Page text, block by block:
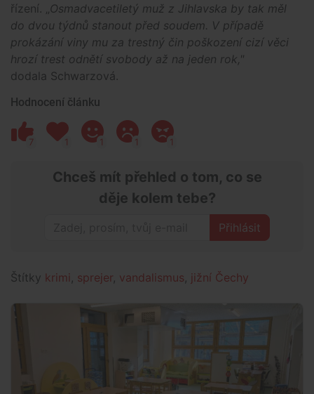
řízení. „ Osmadvacetiletý muž z Jihlavska by tak měl
do dvou týdnů stanout před soudem. V případě
prokázání viny mu za trestný čin poškození cizí věci
hrozí trest odnětí svobody až na jeden rok,"
dodala Schwarzová.
Hodnocení článku
7 1 1 1 1
Chceš mít přehled o tom, co se
děje kolem tebe?
Přihlásit
Štítky krimi sprejer vandalismus jižní Čechy